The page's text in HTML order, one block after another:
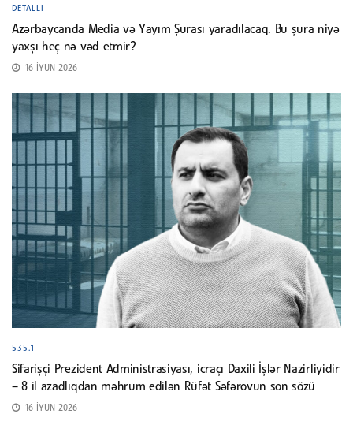
DETALLI
Azərbaycanda Media və Yayım Şurası yaradılacaq. Bu şura niyə
yaxşı heç nə vəd etmir?
16 İYUN 2026
535.1
Sifarişçi Prezident Administrasiyası, icraçı Daxili İşlər Nazirliyidir
– 8 il azadlıqdan məhrum edilən Rüfət Səfərovun son sözü
16 İYUN 2026